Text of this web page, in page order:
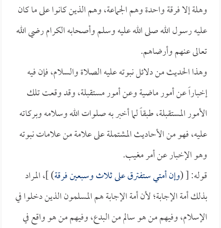
وهلة إلا فرقة واحدة وهم الجماعة، وهم الذين كانوا على ما كان
عليه رسول الله صلى الله عليه وسلم وأصحابه الكرام رضي الله
تعالى عنهم وأرضاهم.
وهذا الحديث من دلائل نبوته عليه الصلاة والسلام، فإن فيه
إخباراً عن أمور ماضية وعن أمور مستقبلة، وقد وقعت تلك
الأمور المستقبلة، طبقاً لما أخبر به صلوات الله وسلامه وبركاته
عليه، فهو من الأحاديث المشتملة على علامة من علامات نبوته
وهو الإخبار عن أمر مغيب.
قوله: [ (وإن أمتي ستفترق على ثلاث وسبعين فرقة) ]، المراد
بذلك أمة الإجابة؛ لأن أمة الإجابة هم المسلمون الذين دخلوا في
الإسلام، وفيهم من هو سالم من البدع، وفيهم من هو واقع في